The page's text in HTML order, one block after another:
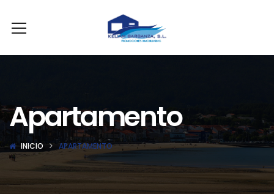
Apartamento
INICIO APARTAMENTO